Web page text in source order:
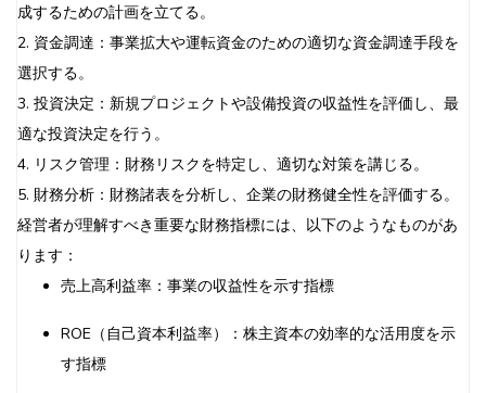
成するための計画を立てる。
2. 資金調達：事業拡大や運転資金のための適切な資金調達手段を
選択する。
3. 投資決定：新規プロジェクトや設備投資の収益性を評価し、最
適な投資決定を行う。
4. リスク管理：財務リスクを特定し、適切な対策を講じる。
5. 財務分析：財務諸表を分析し、企業の財務健全性を評価する。
経営者が理解すべき重要な財務指標には、以下のようなものがあ
ります：
売上高利益率：事業の収益性を示す指標
ROE（自己資本利益率）：株主資本の効率的な活用度を示
す指標